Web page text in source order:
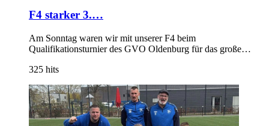
F4 starker 3.…
Am Sonntag waren wir mit unserer F4 beim
Qualifikationsturnier des GVO Oldenburg für das große…
325 hits